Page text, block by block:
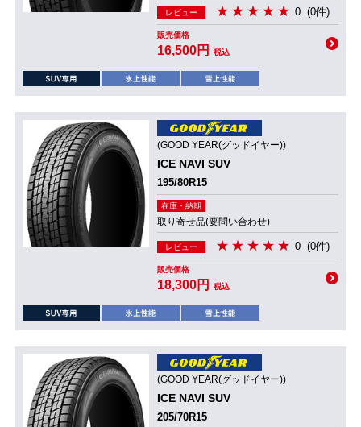
レビュー 0 (0件)
販売価格
16,500円 税込
(GOOD YEAR(グッドイヤー))
ICE NAVI SUV
195/80R15
在庫・納期
取り寄せ品(要問い合わせ)
レビュー 0 (0件)
販売価格
18,300円 税込
(GOOD YEAR(グッドイヤー))
ICE NAVI SUV
205/70R15